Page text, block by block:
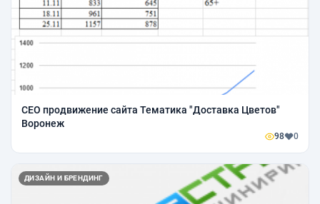
СЕО продвижение сайта Тематика "Доставка Цветов"
Воронеж
98 0
ДИЗАЙН И БРЕНДИНГ